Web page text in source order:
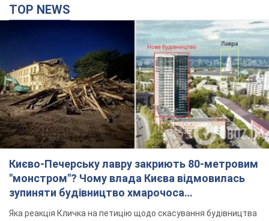
TOP NEWS
Києво-Печерську лавру закриють 80-метровим
"монстром"? Чому влада Києва відмовилась
зупиняти будівництво хмарочоса
"московського вірянина"
Яка реакція Кличка на петицію щодо скасування будівництва